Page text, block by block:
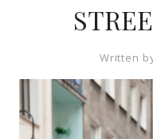
Written